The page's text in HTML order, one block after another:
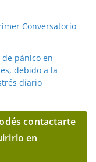
Conversatorio
pánico en
debido a la
diario
contactarte
en